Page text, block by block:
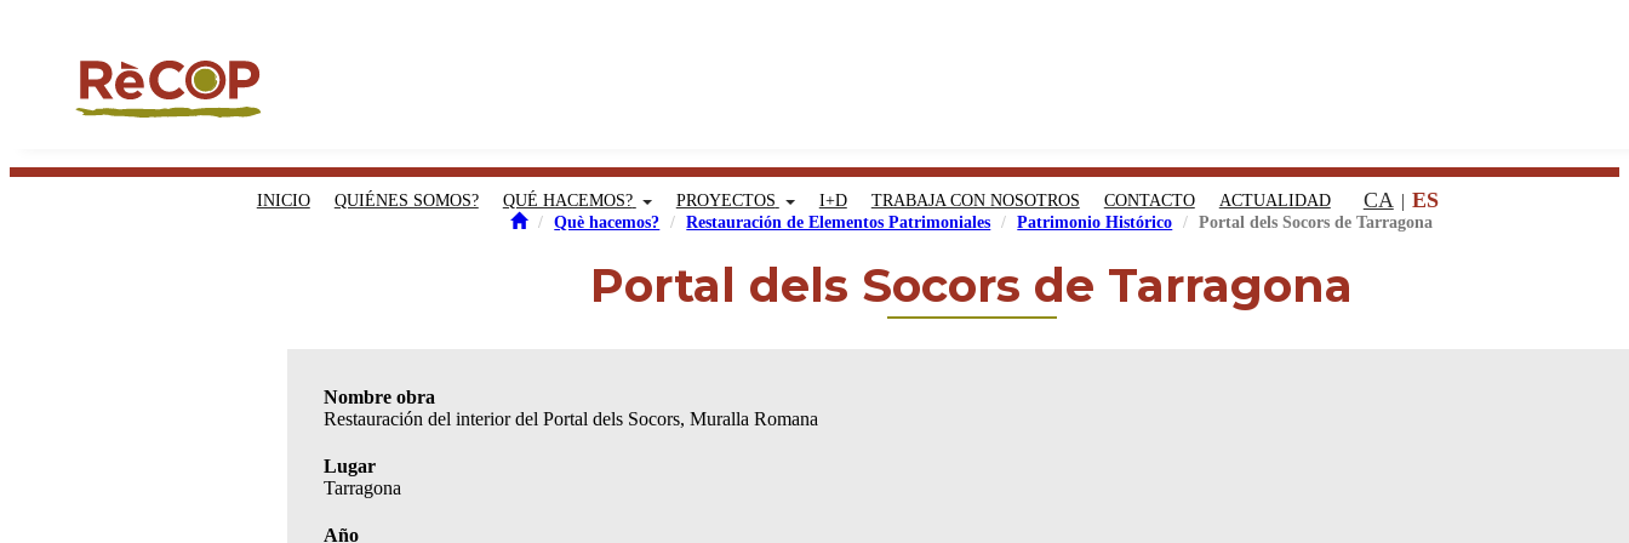
INICIO QUIÉNES SOMOS? QUÉ HACEMOS? PROYECTOS I+D TRABAJA CON NOSOTROS CONTACTO ACTUALIDAD CA ES
Què hacemos? Restauración de Elementos Patrimoniales Patrimonio Histórico Portal dels Socors de Tarragona
Portal dels Socors de Tarragona
Nombre obra
Restauración del interior del Portal dels Socors, Muralla Romana
Lugar
Tarragona
Año